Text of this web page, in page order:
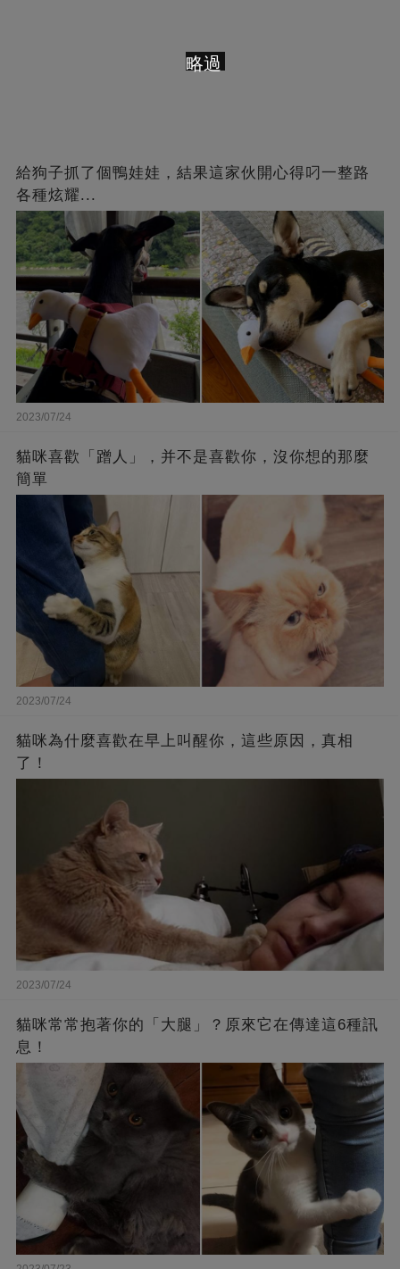
給狗子抓了個鴨娃娃，結果這家伙開心得叼一整路
各種炫耀...
2023/07/24
貓咪喜歡「蹭人」，并不是喜歡你，沒你想的那麼
簡單
2023/07/24
貓咪為什麼喜歡在早上叫醒你，這些原因，真相
了！
2023/07/24
貓咪常常抱著你的「大腿」？原來它在傳達這6種訊
息！
略過